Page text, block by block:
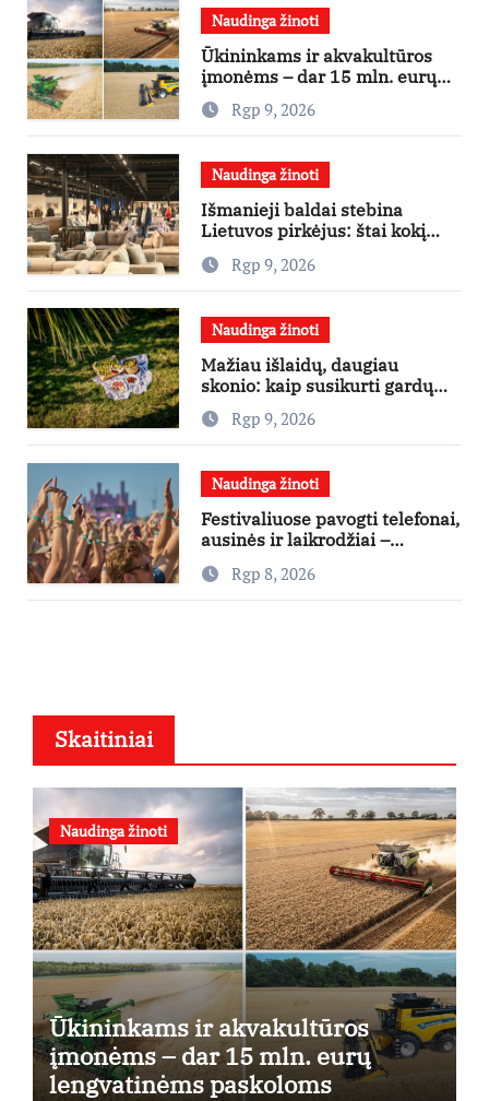
Naudinga žinoti
Ūkininkams ir akvakultūros
įmonėms – dar 15 mln. eurų
lengvatinėms paskoloms
Rgp 9, 2026
Naudinga žinoti
Išmanieji baldai stebina
Lietuvos pirkėjus: štai kokį
išgraibsto pirmiausia
Rgp 9, 2026
Naudinga žinoti
Mažiau išlaidų, daugiau
skonio: kaip susikurti gardų
pikniką iš vos kelių produktų
Rgp 9, 2026
Naudinga žinoti
Festivaliuose pavogti telefonai,
ausinės ir laikrodžiai –
ekspertai primena apie
didžiausias finansines rizikas
Rgp 8, 2026
Skaitiniai
Naudinga žinoti
Ūkininkams ir akvakultūros
įmonėms – dar 15 mln. eurų
lengvatinėms paskoloms